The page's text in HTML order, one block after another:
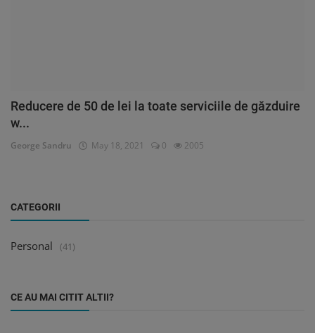
Reducere de 50 de lei la toate serviciile de găzduire
w...
George Sandru May 18, 2021 0 2005
CATEGORII
Personal (41)
CE AU MAI CITIT ALTII?